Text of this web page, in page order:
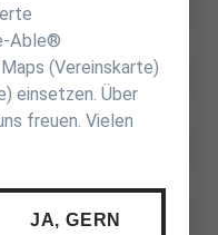
-weiblich-
JC Weingarten
JC Balingen
Able®
(Vereinskarte)
einsetzen. Über
freuen. Vielen
JA, GERN